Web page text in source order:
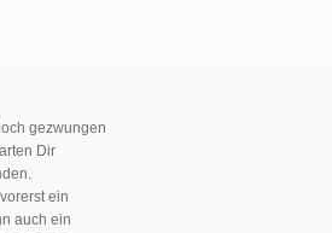
gezwungen
Dir
ein
auch ein